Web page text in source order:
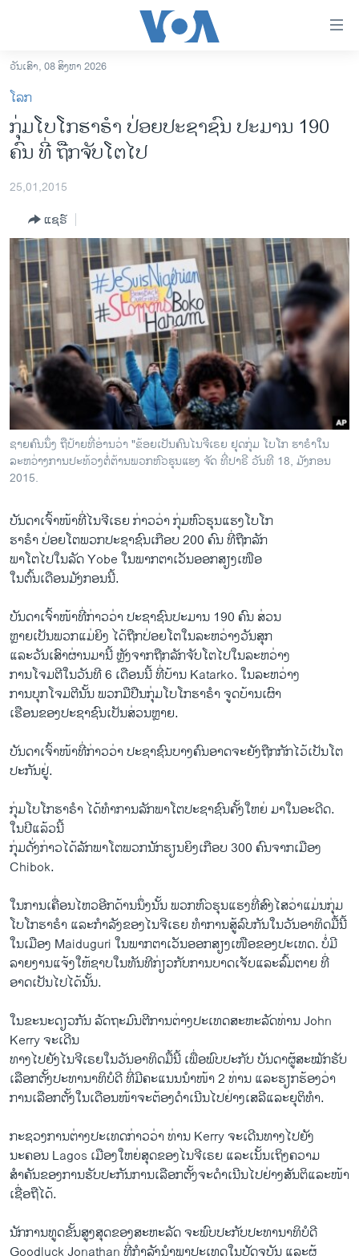
ເຂົ້າ
ຫາ
ຂ້າມ
ຂ້າມ
ຂ້າມ
ຫາ
ລາວ
ອາເມຣິກາ
ຂ່າວ​ຈີນ
ໂລກ
ເອເຊຍ
ອິດສະຫຼະພາບດ້ານການຂ່າວ
ຊີວິດຊາວລາວ
ຊຸມຊົນຊາວລາວ
ວິທະຍາສາດ-ເທັກໂນໂລຈີ
ທຸລະກິດ
ພາສາອັງກິດ
ວີດີໂອ
ສຽງ
ລາຍການກະຈາຍສຽງ
ລາຍງານ
ຕິດຕາມພວກເຮົາ ທີ່
ພາສາຕ່າງໆ
ວັນເສົາ, 08 ສິງຫາ 2026
ໂລກ
ກຸ່ມໂບໂກຮາຣຳ ປ່ອຍປະຊາຊົນ ປະມານ 190
ຄົນ ທີ່ ຖືກຈັບໂຕໄປ
25,01,2015
ແຊຣ໌
ຊາຍຄົນນຶ່ງ ຖືປ້າຍທີ່ອ່ານວ່າ "ຂ້ອຍເປັນຄົນໄນຈີເຣຍ ຢຸດກຸ່ມ ໂບໂກ ຮາຣຳໃນ
ລະຫວ່າງການປະທ້ວງຕໍ່ຕ້ານພວກຫົວຮຸນແຮງ ຈັດ ທີ່ປາຣີ ວັນທີ 18, ມັງກອນ
2015.
ບັນດາ​ເຈົ້າ​ໜ້າ​ທີ່​ໄນ​ຈີ​ເຣຍ ກ່າວ​ວ່າ ກຸ່ມ​ຫົວ​ຮຸນ​ແຮງ​ໂບ​ໂກ​
ຮາຣຳ ປ່ອຍ​ໂຕ​ພວກ​ປະຊາຊົນ​ເກືອບ 200 ຄົນ ທີ່​ຖືກ​ລັກ
ພາ​ໂຕ​ໄປ​ໃນ​ລັດ Yobe ​ໃນ​ພາກ​ຕາ​ເວັນ​ອອກສຽງ​ເໜືອ ​
ໃນ​ຕົ້ນ​ເດືອນ​ມັງກອນ​ນີ້.
ບັນດາ​ເຈົ້າ​ໜ້າ​ທີ່ກ່າວ​ວ່າ ປະຊາຊົນ​ປະມານ 190 ຄົນ ສ່ວນ
​ຫຼາຍ​ເປັນ​ພວກ​ແມ່ຍິງ ​ໄດ້​ຖືກ​ປ່ອຍ​ໂຕ​ໃນ​ລະຫວ່າງ​ວັນ​ສຸກ​
ແລະ​ວັນ​ເສົາ​ຜ່ານ​ມາ​ນີ້ ຫຼັງ​ຈາກ​ຖືກ​ລັກ​ຈັບໂຕ​ໄປ​ໃນ​ລະຫວ່າງ
​ການ​ໂຈມ​ຕີ​ໃນ​ວັນ​ທີ 6 ​ເດືອນ​ນີ້ ທີ່​ບ້ານ Katarko. ​ໃນ​ລະຫວ່າງ
​ການ​ບຸກໂຈມຕີນັ້ນ ພວກ​ມື​ປືນ​ກຸ່ມ​ໂບ​ໂກ​ຮາຣຳ ຈູດ​ບ້ານ​ເຜົາ​
ເຮືອນ​ຂອງ​ປະຊາຊົນ​ເປັນ​ສ່ວນ​ຫຼາຍ.
ບັນດາ​ເຈົ້າ​ໜ້າ​ທີ່​ກ່າວ​ວ່າ ປະຊາຊົນ​ບາງ​ຄົນ​ອາດ​ຈະ​ຍັງ​ຖືກ​ກັກ​ໄວ້ເປັນ​ໂຕ​
ປະກັນຢູ່.
ກຸ່ມ​ໂບ​ໂກ​ຮາຣຳ ​ໄດ້​ທຳ​ການ​ລັກພາ​ໂຕ​ປະຊາຊົນ​ຄັ້ງ​ໃຫຍ່ ​ມາໃນອະດີດ. ​
ໃນ​ປີ​ແລ້ວ​ນີ້
ກຸ່ມ​ດັ່ງກ່າວ​ໄດ້​ລັກພາ​ໂຕ​ພວກ​ນັກຮຽນ​ຍິງ​ເກືອບ 300 ຄົນ​ຈາກ​ເມືອງ
Chibok.
​ໃນ​ການ​ເຄື່ອນ​ໄຫວ​ອີກ​ດ້ານ​ນຶ່ງນັ້ນ ພວກ​ຫົວ​ຮຸນ​ແຮງ​ທີ່​ສົງ​ໄສ​ວ່າ​ແມ່ນ​ກຸ່ມ​
ໂບ​ໂກ​ຮາຣຳ ​ແລະ​ກຳລັງ​ຂອງ​ໄນ​ຈີ​ເຣຍ ທຳ​ການ​ສູ້​ລົບ​ກັນ​ໃນ​ວັນ​ອາທິດ​ມື້​ນີ້​
ໃນ​ເມືອງ Maiduguri ​ໃນ​ພາກ​ຕາ​ເວັນ​ອອກສຽງ​ເໜືອ​ຂອງ​ປະ​ເທດ. ບໍ່​ມີ​
ລາຍ​ງານ​ແຈ້ງ​ໃຫ້​ຊາບ​ໃນ​ທັນທີ​ກ່ຽວ​ກັບ​ການບາດ​ເຈັບ​ແລະ​ລົ້ມ​ຕາຍ ​ທີ່​
ອາດເປັນ​ໄປ​ໄດ້​ນັ້ນ.
​ໃນ​ຂະນະ​ດຽວ​ກັນ ລັດຖະມົນຕີ​ການ​ຕ່າງປະ​ເທດ​ສະຫະລັດທ່ານ John
Kerry ຈະ​ເດີນ
ທາງ​ໄປ​ຍັງ​ໄນ​ຈີ​ເຣຍ​ໃນ​ວັນ​ອາທິດ​ມື້​ນີ້ ​ເພື່ອ​ພົບ​ປະ​ກັບ ບັນດາ​ຜູ້​ສະ​ໝັກ​ຮັບ​
ເລືອກ​ຕັ້ງ​ປະທານາທິບໍດີ ​ທີ່ມີຄະແນນນຳໜ້າ 2 ທ່ານ ​ແລະ​ຮຽກຮ້ອງ​ວ່າ
ການ​ເລືອກ​ຕັ້ງ​ໃນ​ເດືອນ​ໜ້າ​ຈະຕ້ອງ​ດຳ​ເນີນ​ໄປ​ຢ່າງ​ເສລີ​ແລະ​ຍຸຕິ​ທຳ.
ກະຊວງ​ການ​ຕ່າງປະ​ເທດ​ກ່າວ​ວ່າ ທ່ານ Kerry ຈະ​ເດີນທາງ​ໄປ​ຍັງ​
ນະຄອນ Lagos ​ເມືອງ​ໃຫຍ່​ສຸດ​ຂອງ​ໄນ​ຈີ​ເຣຍ ​ແລະ​ເນັ້ນ​ເຖິງ​ຄວາມ​
ສຳຄັນ​ຂອງ​ການ​ຮັບປະກັນ​ການ​ເລືອກ​ຕັ້ງ​ຈະ​ດຳ​ເນີນ​ໄປ​ຢ່າງ​ສັນຕິ​ແລະ​ໜ້າ
ເຊື່ອ​ຖື​ໄດ້.
ນັກ​ການ​ທູດ​ຂັ້ນ​ສູງ​ສຸດ​ຂອງ​ສະຫະລັດ ຈະ​ພົບ​ປະ​ກັບ​ປະທານາທິບໍດີ